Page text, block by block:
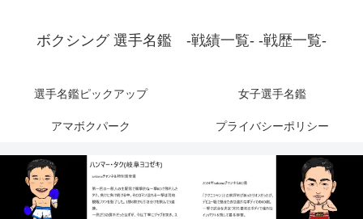
ボクシング 選手名鑑 -戦績一覧- -戦歴一覧-
選手名鑑ピックアップ 女子選手名鑑
アマボクパーク プライバシーポリシー